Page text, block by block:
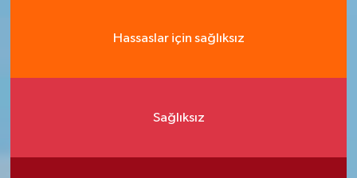
Hassaslar için sağlıksız
Sağlıksız